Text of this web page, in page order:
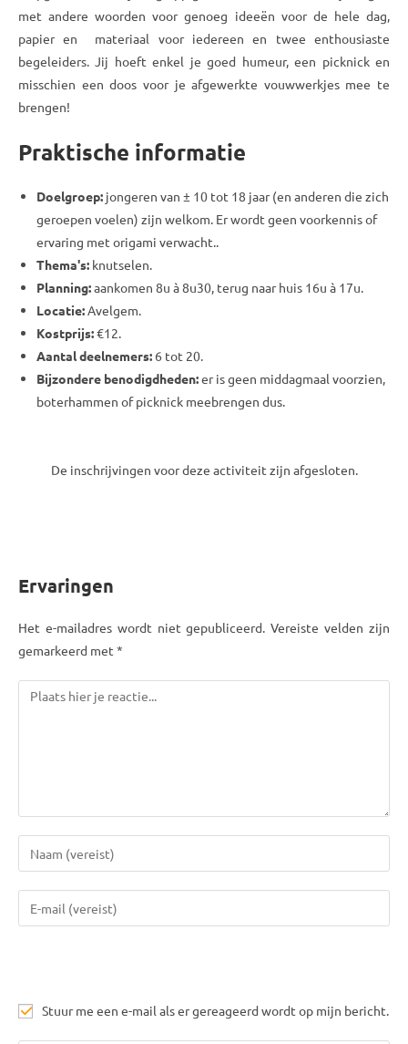
met andere woorden voor genoeg ideeën voor de hele dag,
papier en materiaal voor iedereen en twee enthousiaste
begeleiders. Jij hoeft enkel je goed humeur, een picknick en
misschien een doos voor je afgewerkte vouw­werkjes mee te
brengen!
Praktische informatie
Doelgroep: jongeren van ± 10 tot 18 jaar (en anderen die zich
geroepen voelen) zijn welkom. Er wordt geen voorkennis of
ervaring met origami verwacht..
Thema's: knutselen.
Planning:aankomen 8u à 8u30, terug naar huis 16u à 17u.
Locatie:Avelgem.
Kostprijs:€12.
Aantal deelnemers: 6 tot 20.
Bijzondere benodigdheden:er is geen middagmaal voorzien,
boterhammen of picknick meebrengen dus.
De inschrijvingen voor deze activiteit zijn afgesloten.
Ervaringen
Het e-mailadres wordt niet gepubliceerd. Vereiste velden zijn
gemarkeerd met *
Reactie
je
naam
te
je
om
te
Stuur me een e-mail als er gereageerd wordt op mijn bericht.